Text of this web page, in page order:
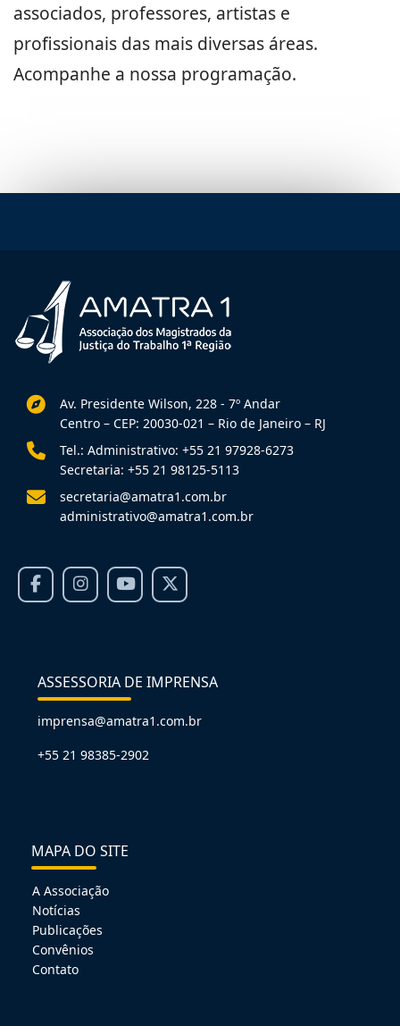
associados, professores, artistas e
profissionais das mais diversas áreas.
Acompanhe a nossa programação.
Av. Presidente Wilson, 228 - 7º Andar
Centro – CEP: 20030-021 – Rio de Janeiro – RJ
Tel.: Administrativo: +55 21 97928-6273
Secretaria: +55 21 98125-5113
secretaria@amatra1.com.br
administrativo@amatra1.com.br
ASSESSORIA DE IMPRENSA
imprensa@amatra1.com.br
+55 21 98385-2902
MAPA DO SITE
A Associação
Notícias
Publicações
Convênios
Contato